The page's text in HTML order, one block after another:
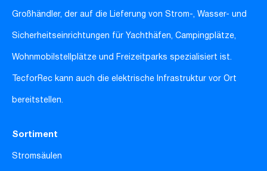
Großhändler, der auf die Lieferung von Strom-, Wasser- und
Sicherheitseinrichtungen für Yachthäfen, Campingplätze,
Wohnmobilstellplätze und Freizeitparks spezialisiert ist.
TecforRec kann auch die elektrische Infrastruktur vor Ort
bereitstellen.
Sortiment
Stromsäulen